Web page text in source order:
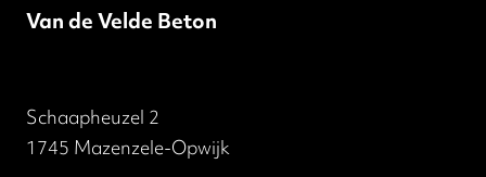
Van de Velde Beton
Schaapheuzel 2
1745 Mazenzele-Opwijk